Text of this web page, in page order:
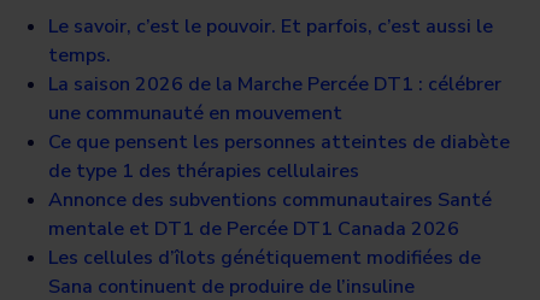
Le savoir, c’est le pouvoir. Et parfois, c’est aussi le
temps.
La saison 2026 de la Marche Percée DT1 : célébrer
une communauté en mouvement
Ce que pensent les personnes atteintes de diabète
de type 1 des thérapies cellulaires
Annonce des subventions communautaires Santé
mentale et DT1 de Percée DT1 Canada 2026
Les cellules d’îlots génétiquement modifiées de
Sana continuent de produire de l’insuline